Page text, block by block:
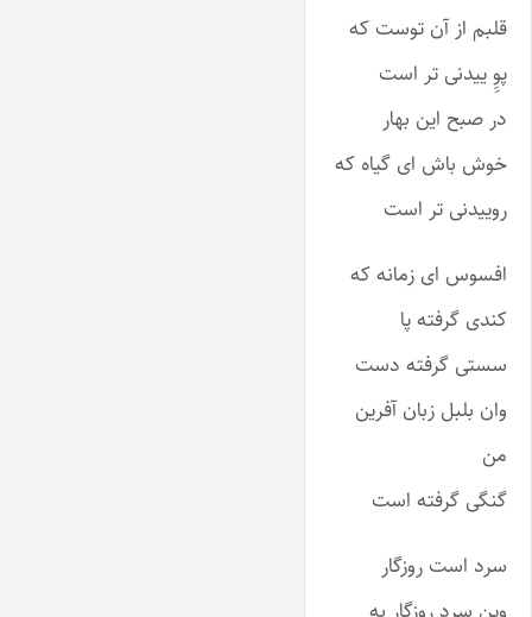
قلبم از آن توست که
پوِِ ییدنی تر است
در صبح این بهار
خوش باش ای گیاه که
روییدنی تر است
افسوس ای زمانه که
کندی گرفته پا
سستی گرفته دست
وان بلبل زبان آفرین
من
گنگی گرفته است
سرد است روزگار